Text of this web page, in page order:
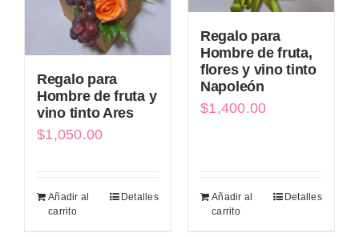
Regalo para
Hombre de fruta y
vino tinto Ares
$1,050.00
Añadir al
carrito
Detalles
Regalo para
Hombre de fruta,
flores y vino tinto
Napoleón
$1,400.00
Añadir al
carrito
Detalles